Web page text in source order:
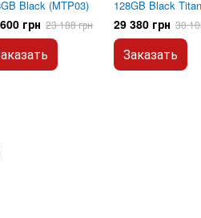
Black (MTP03)
грн 23 188 грн
128GB Black
(MTUV3)
29 380 грн 30
Заказать